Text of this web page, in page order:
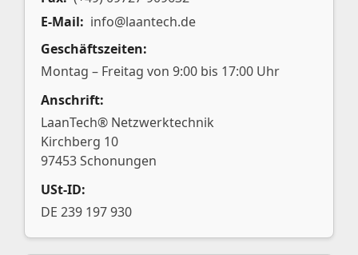
E-Mail: info@laantech.de
Geschäftszeiten:
Montag – Freitag von 9:00 bis 17:00 Uhr
Anschrift:
LaanTech® Netzwerktechnik
Kirchberg 10
97453 Schonungen
USt-ID:
DE 239 197 930